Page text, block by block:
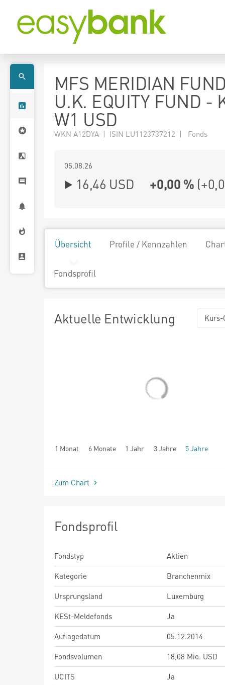
MFS MERIDIAN
U.K. EQUITY FUND -
W1 USD
WKN A12DYA | ISIN LU1123737212 | Fonds
05.08.26
16,46 USD +0,00 % (
Übersicht Profile / Kennzahlen
Fondsprofil
Aktuelle Entwicklung Kurs-
1 Monat 6 Monate 1 Jahr 3 Jahre 5 Jahre
seit Beginn
Zum Chart
Fondsprofil
Fondstyp
Aktien
Kategorie
Branchenmix
Ursprungsland
Luxemburg
KESt-Meldefonds
Ja
Auflagedatum
05.12.2014
Fondsvolumen
18,08 Mio. USD
UCITS
Ja